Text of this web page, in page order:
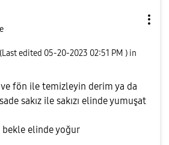
(Last edited ‎05-20-2023 02:51 PM ) in
ve fön ile temizleyin derim ya da
sakız ile sakızı elinde yumuşat
bekle elinde yoğur